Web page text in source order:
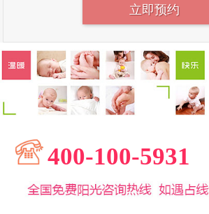
400-100-5931